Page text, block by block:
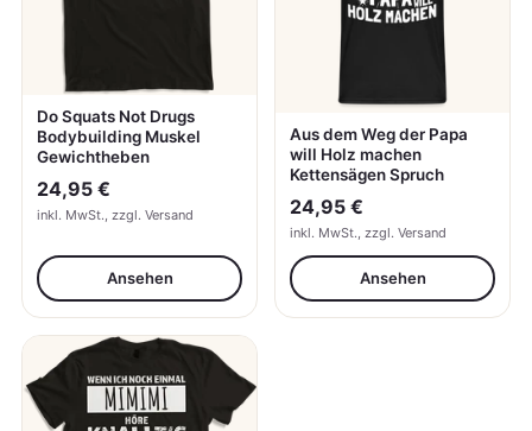
Do Squats Not Drugs
Bodybuilding Muskel
Gewichtheben
24,95 €
inkl. MwSt., zzgl. Versand
Ansehen
Aus dem Weg der Papa
will Holz machen
Kettensägen Spruch
24,95 €
inkl. MwSt., zzgl. Versand
Ansehen